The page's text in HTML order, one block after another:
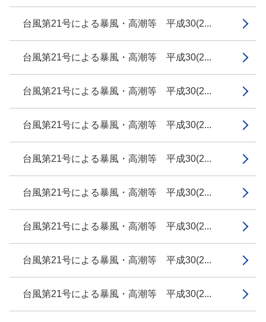
台風第21号による暴風・高潮等 平成30(2...
台風第21号による暴風・高潮等 平成30(2...
台風第21号による暴風・高潮等 平成30(2...
台風第21号による暴風・高潮等 平成30(2...
台風第21号による暴風・高潮等 平成30(2...
台風第21号による暴風・高潮等 平成30(2...
台風第21号による暴風・高潮等 平成30(2...
台風第21号による暴風・高潮等 平成30(2...
台風第21号による暴風・高潮等 平成30(2...